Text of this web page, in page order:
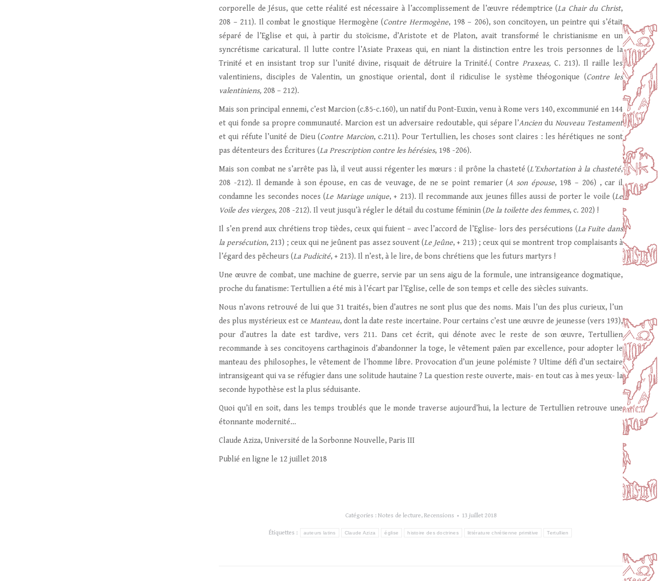
corporelle de Jésus, que cette réalité est nécessaire à l’accomplissement de l’œuvre rédemptrice (La Chair du Christ,
208 – 211). Il combat le gnostique Hermogène (Contre Hermogène, 198 – 206), son concitoyen, un peintre qui s’était
séparé de l’Eglise et qui, à partir du stoïcisme, d’Aristote et de Platon, avait transformé le christianisme en un
syncrétisme caricatural. Il lutte contre l’Asiate Praxeas qui, en niant la distinction entre les trois personnes de la
Trinité et en insistant trop sur l’unité divine, risquait de détruire la Trinité.( Contre Praxeas, C. 213). Il raille les
valentiniens, disciples de Valentin, un gnostique oriental, dont il ridiculise le système théogonique (Contre les
valentiniens, 208 – 212).
Mais son principal ennemi, c’est Marcion (c.85-c.160), un natif du Pont-Euxin, venu à Rome vers 140, excommunié en 144
et qui fonde sa propre communauté. Marcion est un adversaire redoutable, qui sépare l’Ancien duNouveau Testament
et qui réfute l’unité de Dieu (Contre Marcion, c.211). Pour Tertullien, les choses sont claires : les hérétiques ne sont
pas détenteurs des Écritures (La Prescription contre les hérésies, 198 -206).
Mais son combat ne s’arrête pas là, il veut aussi régenter les mœurs : il prône la chasteté (L’Exhortation à la chasteté,
208 -212). Il demande à son épouse, en cas de veuvage, de ne se point remarier (A son épouse, 198 – 206) , car il
condamne les secondes noces (Le Mariage unique, + 213). Il recommande aux jeunes filles aussi de porter le voile (Le
Voile des vierges, 208 -212). Il veut jusqu’à régler le détail du costume féminin (De la toilette des femmes, c. 202) !
Il s’en prend aux chrétiens trop tièdes, ceux qui fuient – avec l’accord de l’Eglise- lors des persécutions (La Fuite dans
la persécution, 213) ; ceux qui ne jeûnent pas assez souvent (Le Jeûne, + 213) ; ceux qui se montrent trop complaisants à
l’égard des pêcheurs (La Pudicité, + 213). Il n’est, à le lire, de bons chrétiens que les futurs martyrs !
Une œuvre de combat, une machine de guerre, servie par un sens aigu de la formule, une intransigeance dogmatique,
proche du fanatisme: Tertullien a été mis à l’écart par l’Eglise, celle de son temps et celle des siècles suivants.
Nous n’avons retrouvé de lui que 31 traités, bien d’autres ne sont plus que des noms. Mais l’un des plus curieux, l’un
des plus mystérieux est ceManteau, dont la date reste incertaine. Pour certains c’est une œuvre de jeunesse (vers 193),
pour d’autres la date est tardive, vers 211. Dans cet écrit, qui dénote avec le reste de son œuvre, Tertullien
recommande à ses concitoyens carthaginois d’abandonner la toge, le vêtement païen par excellence, pour adopter le
manteau des philosophes, le vêtement de l’homme libre. Provocation d’un jeune polémiste ? Ultime défi d’un sectaire
intransigeant qui va se réfugier dans une solitude hautaine ? La question reste ouverte, mais- en tout cas à mes yeux- la
seconde hypothèse est la plus séduisante.
Quoi qu’il en soit, dans les temps troublés que le monde traverse aujourd’hui, la lecture de Tertullien retrouve une
étonnante modernité…
Claude Aziza, Université de la Sorbonne Nouvelle, Paris III
Publié en ligne le 12 juillet 2018
Catégories : Notes de lecture, Recensions 13 juillet 2018
Étiquettes : auteurs latins Claude Aziza église histoire des doctrines littérature chrétienne primitive Tertullien